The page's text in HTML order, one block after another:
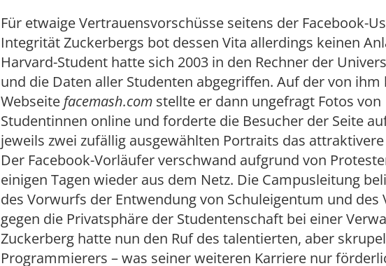
Für etwaige Vertrauensvorschüsse seitens der Facebook-
Integrität Zuckerbergs bot dessen Vita allerdings keinen
Harvard-Student hatte sich 2003 in den Rechner der
und die Daten aller Studenten abgegriffen. Auf der von ihm
Webseitefacemash.com stellte er dann ungefragt Fotos von
Studentinnen online und forderte die Besucher der Seite
jeweils zwei zufällig ausgewählten Portraits das
Der Facebook-Vorläufer verschwand aufgrund von
einigen Tagen wieder aus dem Netz. Die Campusleitung
des Vorwurfs der Entwendung von Schuleigentum und des
gegen die Privatsphäre der Studentenschaft bei einer
Zuckerberg hatte nun den Ruf des talentierten, aber
Programmierers – was seiner weiteren Karriere nur